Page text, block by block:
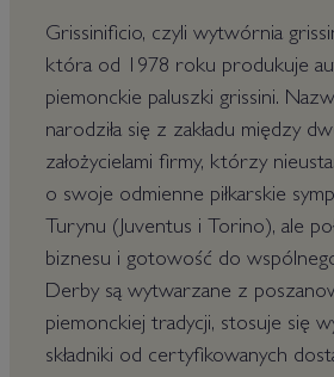
Grissinificio, czyli wytwórnia
która od 1978 roku produkuje
piemonckie paluszki grissini.
narodziła się z zakładu między
założycielami firmy, którzy
o swoje odmienne piłkarskie
Turynu (Juventus i Torino), ale
biznesu i gotowość do wspólnego
Derby są wytwarzane z
piemonckiej tradycji, stosuje się
składniki od certyfikowanych